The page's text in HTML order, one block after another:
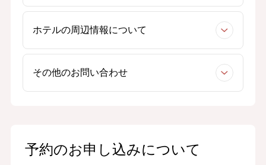
ホテルの周辺情報について
その他のお問い合わせ
予約のお申し込みについて